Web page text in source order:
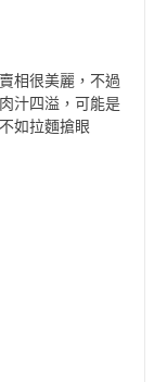
相很美麗，不過
汁四溢，可能是
如拉麵搶眼